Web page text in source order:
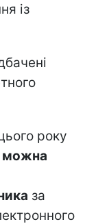
із
року
можна
за